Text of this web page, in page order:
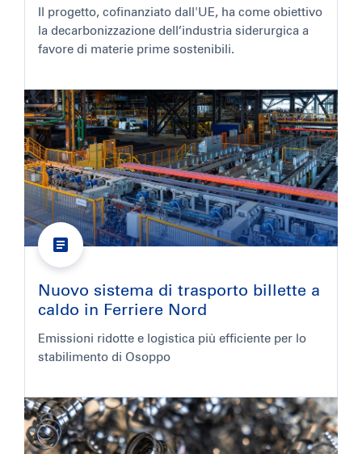
Il progetto, cofinanziato dall'UE, ha come obiettivo
la decarbonizzazione dell’industria siderurgica a
favore di materie prime sostenibili.
Nuovo sistema di trasporto billette a
caldo in Ferriere Nord
Emissioni ridotte e logistica più efficiente per lo
stabilimento di Osoppo